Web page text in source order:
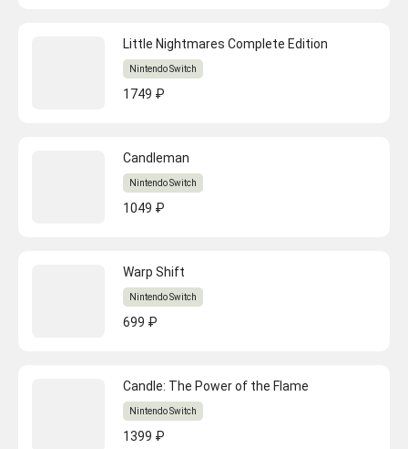
Little Nightmares Complete Edition
Nintendo Switch
1749 ₽
Candleman
Nintendo Switch
1049 ₽
Warp Shift
Nintendo Switch
699 ₽
Candle: The Power of the Flame
Nintendo Switch
1399 ₽